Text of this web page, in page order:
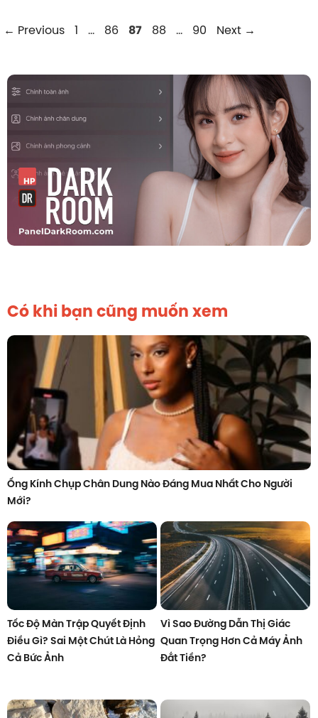
← Previous Page
1 … Page
86 Page
87 Page
88 … Page
90 Next →
Có khi bạn cũng muốn xem
Ống Kính Chụp Chân Dung Nào Đáng Mua Nhất Cho Người
Mới?
Tốc Độ Màn Trập Quyết Định
Điều Gì? Sai Một Chút Là Hỏng
Cả Bức Ảnh
Vì Sao Đường Dẫn Thị Giác
Quan Trọng Hơn Cả Máy Ảnh
Đắt Tiền?